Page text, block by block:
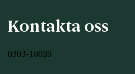
Kontakta oss
0303-10039